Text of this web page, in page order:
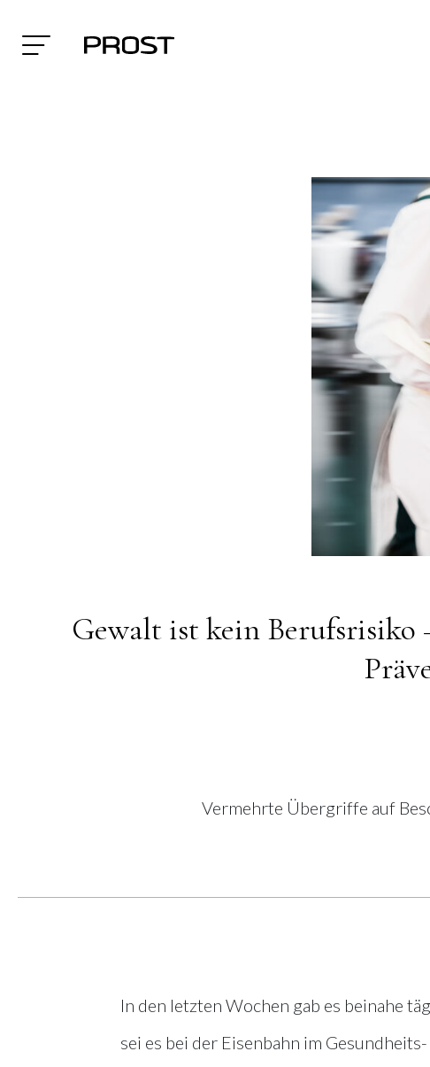
Gewalt ist kein
Vermehrte Übergriffe auf
In den letzten Wochen gab es beinahe
sei es bei der Eisenbahn im